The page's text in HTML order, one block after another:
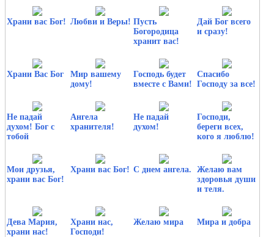
Храни вас Бог! Любви и Веры! Пусть
Богородица
хранит вас!
Дай Бог всего
и сразу!
Храни Вас Бог
Мир вашему
дому!
Господь будет
вместе с Вами!
Спасибо
Господу за все!
Не падай
духом! Бог с
тобой
Ангела
хранителя!
Не падай
духом!
Господи,
береги всех,
кого я люблю!
Мои друзья,
храни вас Бог!
Храни вас Бог! С днем ангела.
Желаю вам
здоровья души
и теля.
Дева Мария,
храни нас!
Храни нас,
Господи!
Желаю мира Мира и добра